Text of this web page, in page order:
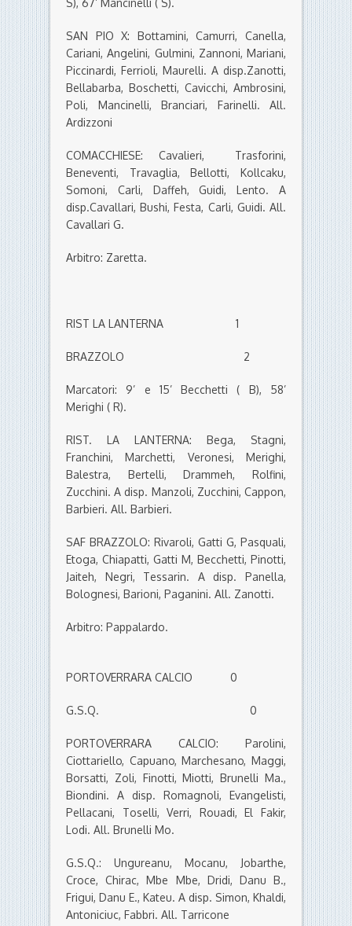
S), 67’ Mancinelli ( S).
SAN PIO X: Bottamini, Camurri, Canella,
Cariani, Angelini, Gulmini, Zannoni, Mariani,
Piccinardi, Ferrioli, Maurelli. A disp.Zanotti,
Bellabarba, Boschetti, Cavicchi, Ambrosini,
Poli, Mancinelli, Branciari, Farinelli. All.
Ardizzoni
COMACCHIESE: Cavalieri, Trasforini,
Beneventi, Travaglia, Bellotti, Kollcaku,
Somoni, Carli, Daffeh, Guidi, Lento. A
disp.Cavallari, Bushi, Festa, Carli, Guidi. All.
Cavallari G.
Arbitro: Zaretta.
RIST LA LANTERNA 1
BRAZZOLO 2
Marcatori: 9’ e 15’ Becchetti ( B), 58’
Merighi ( R).
RIST. LA LANTERNA: Bega, Stagni,
Franchini, Marchetti, Veronesi, Merighi,
Balestra, Bertelli, Drammeh, Rolfini,
Zucchini. A disp. Manzoli, Zucchini, Cappon,
Barbieri. All. Barbieri.
SAF BRAZZOLO: Rivaroli, Gatti G, Pasquali,
Etoga, Chiapatti, Gatti M, Becchetti, Pinotti,
Jaiteh, Negri, Tessarin. A disp. Panella,
Bolognesi, Barioni, Paganini. All. Zanotti.
Arbitro: Pappalardo.
PORTOVERRARA CALCIO 0
G.S.Q. 0
PORTOVERRARA CALCIO: Parolini,
Ciottariello, Capuano, Marchesano, Maggi,
Borsatti, Zoli, Finotti, Miotti, Brunelli Ma.,
Biondini. A disp. Romagnoli, Evangelisti,
Pellacani, Toselli, Verri, Rouadi, El Fakir,
Lodi. All. Brunelli Mo.
G.S.Q.: Ungureanu, Mocanu, Jobarthe,
Croce, Chirac, Mbe Mbe, Dridi, Danu B.,
Frigui, Danu E., Kateu. A disp. Simon, Khaldi,
Antoniciuc, Fabbri. All. Tarricone